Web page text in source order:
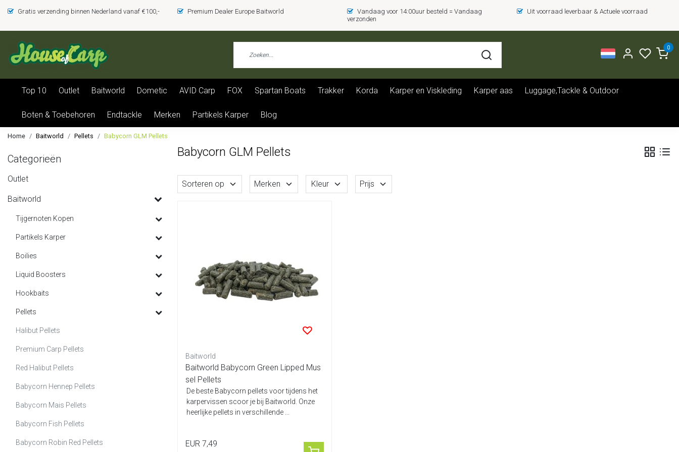
Gratis verzending binnen Nederland vanaf €100,- Premium Dealer Europe Baitworld
Vandaag voor 14:00uur besteld = Vandaag
verzonden
Uit voorraad leverbaar & Actuele voorraad
0
Top 10 Outlet Baitworld Dometic AVID Carp FOX Spartan Boats Trakker Korda Karper en Viskleding Karper aas Luggage,Tackle & Outdoor
Boten & Toebehoren Endtackle Merken Partikels Karper Blog
Home Baitworld Pellets Babycorn GLM Pellets
Categorieën
Outlet
Baitworld
Tijgernoten Kopen
Partikels Karper
Boilies
Liquid Boosters
Hookbaits
Pellets
Halibut Pellets
Premium Carp Pellets
Red Halibut Pellets
Babycorn Hennep Pellets
Babycorn Mais Pellets
Babycorn Fish Pellets
Babycorn Robin Red Pellets
Babycorn GLM Pellets
Sorteren op Merken Kleur Prijs
Baitworld
Baitworld Babycorn Green Lipped Mus
sel Pellets
De beste Babycorn pellets voor tijdens het
karpervissen scoor je bij Baitworld. Onze
heerlijke pellets in verschillende ...
EUR 7,49